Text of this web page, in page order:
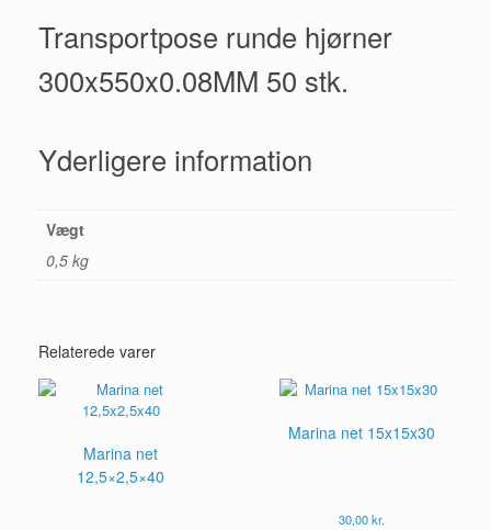
Transportpose runde hjørner
300x550x0.08MM 50 stk.
Yderligere information
Vægt
0,5 kg
Relaterede varer
Marina net
12,5×2,5×40
Marina net 15x15x30
30,00kr.